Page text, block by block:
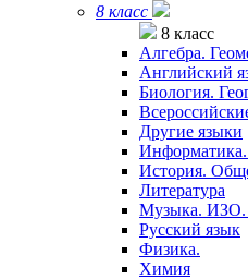
8 класс
8 класс
Алгебра.
Английский
Биология.
Другие языки
История.
Литература
Музыка.
Русский язык
Физика.
Химия